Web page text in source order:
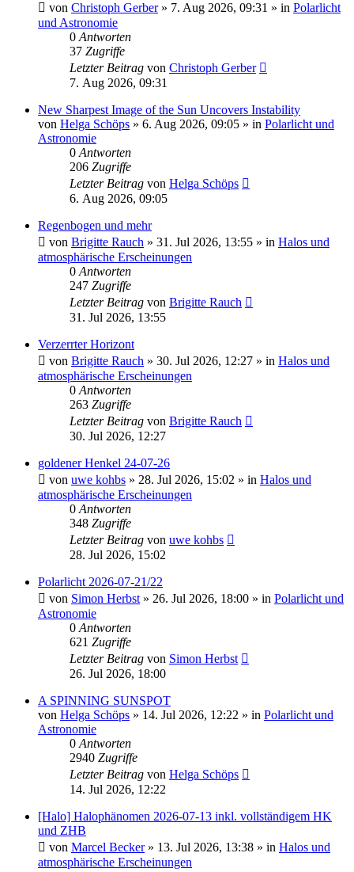
von Christoph Gerber» 7. Aug 2026, 09:31 » in Polarlicht
und Astronomie
0 Antworten
37 Zugriffe
Letzter Beitrag von Christoph Gerber
7. Aug 2026, 09:31
New Sharpest Image of the Sun Uncovers Instability
von Helga Schöps » 6. Aug 2026, 09:05 » in Polarlicht und
Astronomie
0 Antworten
206 Zugriffe
Letzter Beitrag von Helga Schöps
6. Aug 2026, 09:05
Regenbogen und mehr
von Brigitte Rauch » 31. Jul 2026, 13:55 » in Halos und
atmosphärische Erscheinungen
0 Antworten
247 Zugriffe
Letzter Beitrag von Brigitte Rauch
31. Jul 2026, 13:55
Verzerrter Horizont
von Brigitte Rauch » 30. Jul 2026, 12:27 » in Halos und
atmosphärische Erscheinungen
0 Antworten
263 Zugriffe
Letzter Beitrag von Brigitte Rauch
30. Jul 2026, 12:27
goldener Henkel 24-07-26
von uwe kohbs » 28. Jul 2026, 15:02 » in Halos und
atmosphärische Erscheinungen
0 Antworten
348 Zugriffe
Letzter Beitrag von uwe kohbs
28. Jul 2026, 15:02
Polarlicht 2026-07-21/22
von Simon Herbst » 26. Jul 2026, 18:00 » in Polarlicht und
Astronomie
0 Antworten
621 Zugriffe
Letzter Beitrag von Simon Herbst
26. Jul 2026, 18:00
A SPINNING SUNSPOT
von Helga Schöps » 14. Jul 2026, 12:22 » in Polarlicht und
Astronomie
0 Antworten
2940 Zugriffe
Letzter Beitrag von Helga Schöps
14. Jul 2026, 12:22
[Halo] Halophänomen 2026-07-13 inkl. vollständigem HK
und ZHB
von Marcel Becker» 13. Jul 2026, 13:38 » in Halos und
atmosphärische Erscheinungen